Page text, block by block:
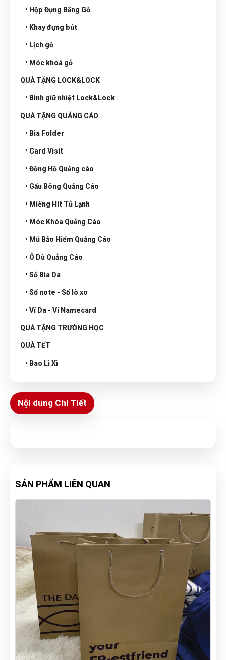
• Hộp Đựng Bằng Gỗ
• Khay đựng bút
• Lịch gỗ
• Móc khoá gỗ
QUÀ TẶNG LOCK&LOCK
• Bình giữ nhiệt Lock&Lock
QUÀ TẶNG QUẢNG CÁO
• Bìa Folder
• Card Visit
• Đồng Hồ Quảng cáo
• Gấu Bông Quảng Cáo
• Miếng Hít Tủ Lạnh
• Móc Khóa Quảng Cáo
• Mũ Bảo Hiểm Quảng Cáo
• Ô Dù Quảng Cáo
• Sổ Bìa Da
• Sổ note - Sổ lò xo
• Ví Da - Ví Namecard
QUÀ TẶNG TRƯỜNG HỌC
QUÀ TẾT
• Bao Lì Xì
Nội dung Chi Tiết
SẢN PHẨM LIÊN QUAN